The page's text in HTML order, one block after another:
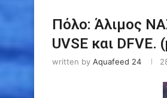
Πόλο: Άλιμος
UVSE και DFVE.
written by Aquafeed 24